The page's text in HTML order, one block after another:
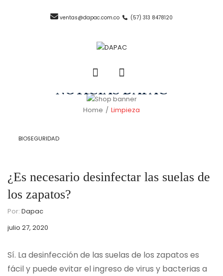
ventas@dapac.com.co (57) 313 8478120
NOTICIAS DAPAC
Home / Limpieza
BIOSEGURIDAD
¿Es necesario desinfectar las suelas de
los zapatos?
Por: Dapac
julio 27, 2020
Sí. La desinfección de las suelas de los zapatos es
fácil y puede evitar el ingreso de virus y bacterias a